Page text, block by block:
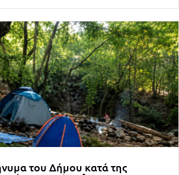
του Δήμου κατά της